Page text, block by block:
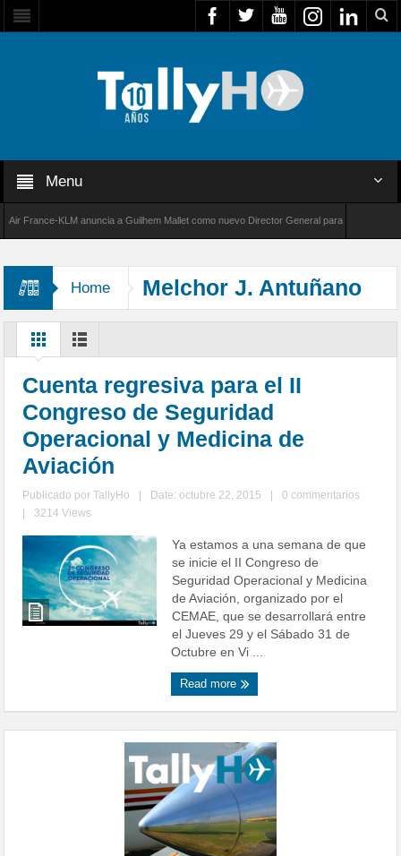
Menu
KLM anuncia a Guilhem Mallet como nuevo Director General para América Latina
Home Melchor J. Antuñano
Cuenta regresiva para el II
Congreso de Seguridad
Operacional y Medicina de
Aviación
Publicado porTallyHo Date: octubre 22, 2015
0 commentarios
3214 Views
Ya estamos a una semana de que
se inicie el II Congreso de
Seguridad Operacional y Medicina
de Aviación, organizado por el
CEMAE, que se desarrollará entre
el Jueves 29 y el Sábado 31 de
Octubre en Vi ...
Read more